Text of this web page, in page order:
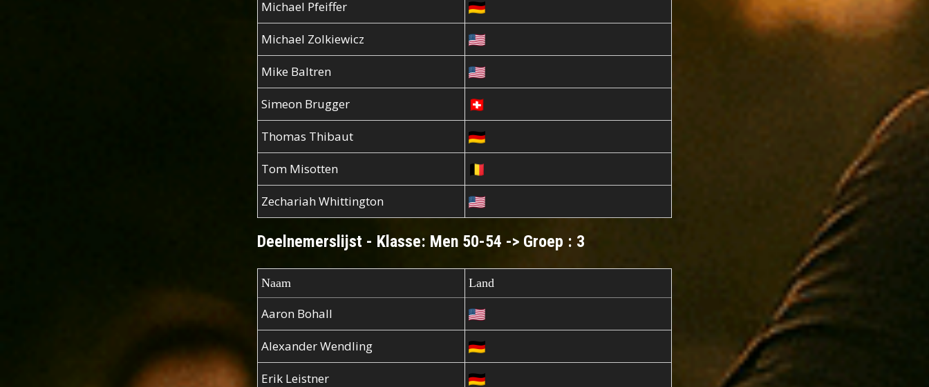
Michael Pfeiffer
Michael Zolkiewicz
Mike Baltren
Simeon Brugger
Thomas Thibaut
Tom Misotten
Zechariah Whittington
Deelnemerslijst - Klasse: Men 50-54 -> Groep : 3
Naam Land
Aaron Bohall
Alexander Wendling
Erik Leistner